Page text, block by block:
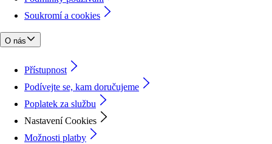
Soukromí a cookies
O nás
Přístupnost
Podívejte se, kam doručujeme
Poplatek za službu
Nastavení Cookies
Možnosti platby